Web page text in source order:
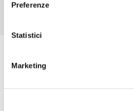
Preferenze
Statistici
Marketing